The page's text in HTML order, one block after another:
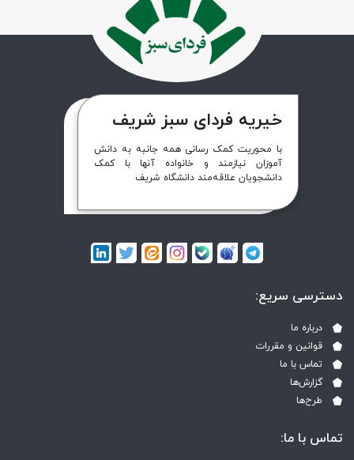
خیریه فردای سبز شریف
با محوریت کمک رسانی همه جانبه به دانش
آموزان نیازمند و خانواده آنها با کمک
دانشجویان علاقه‌مند دانشگاه شریف
دسترسی سریع:
درباره ما
قوانین و مقررات
تماس با ما
گزارش‌ها
طرح‌ها
تماس با ما: